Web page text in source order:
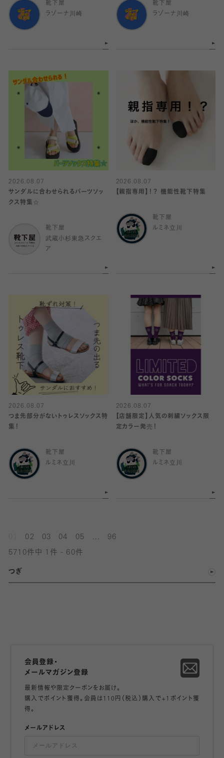
靴下屋
ラゾーナ川崎
靴下屋
ラゾーナ川崎
2026.08.07
サンダルに合わせられるパーツソッ
クス特集☆
靴下屋
武蔵小杉東急スクエ
ア
2026.08.07
【親指専用】！？ 機能性靴下特集
靴下屋
ルミネ立川
2026.08.07
つま先部分がないトゥレスソックス特
集！
靴下屋
ルミネ立川
2026.08.07
【店舗限定】人気の刺繍ソックス限
定カラー発売！
靴下屋
ルミネ立川
02 03 04 05 96
5710件中 1件 - 60件
つぎ
会員登録・
メールマガジン登録
最新情報や限定クーポンをお届け。
購入でポイント獲得。会員は110円（税込）購入で+1ポイント獲
得。
メールアドレス